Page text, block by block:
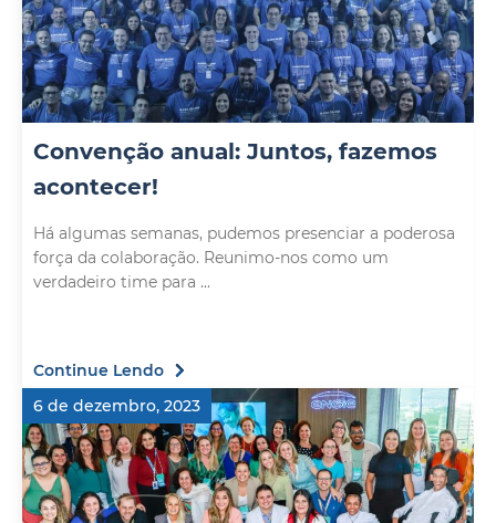
Convenção anual: Juntos, fazemos
acontecer!
Há algumas semanas, pudemos presenciar a poderosa
força da colaboração. Reunimo-nos como um
verdadeiro time para ...
Continue Lendo
6 de dezembro, 2023